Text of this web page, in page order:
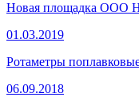
Новая площадка
01.03.2019
Ротаметры
06.09.2018